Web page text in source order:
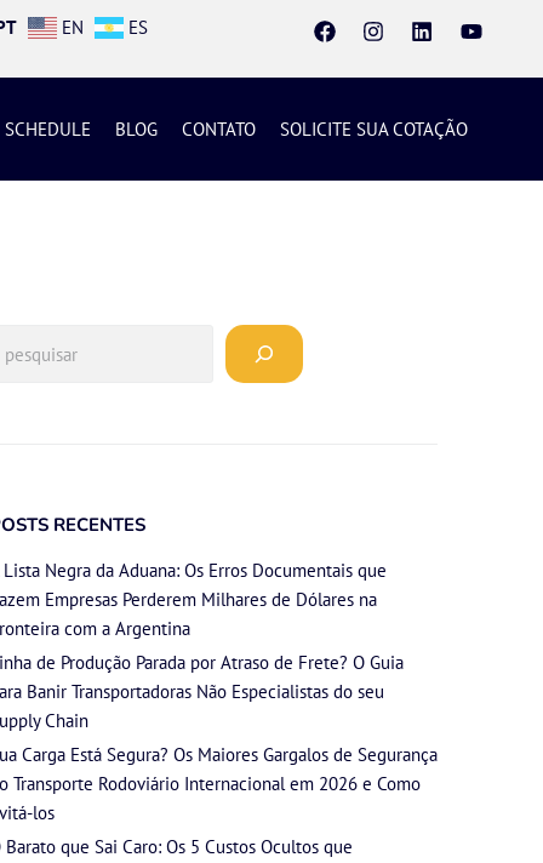
EN ES
SCHEDULE BLOG CONTATO SOLICITE SUA COTAÇÃO
RECENTES
Lista Negra da Aduana: Os Erros Documentais que
Empresas Perderem Milhares de Dólares na
com a Argentina
de Produção Parada por Atraso de Frete? O Guia
Banir Transportadoras Não Especialistas do seu
Chain
Carga Está Segura? Os Maiores Gargalos de Segurança
Transporte Rodoviário Internacional em 2026 e Como
los
Barato que Sai Caro: Os 5 Custos Ocultos que